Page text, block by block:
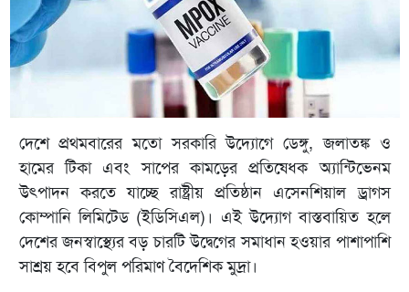
দেশে প্রথমবারের মতো সরকারি উদ্যোগে ডেঙ্গু, জলাতঙ্ক ও
হামের টিকা এবং সাপের কামড়ের প্রতিষেধক অ্যান্টিভেনম
উৎপাদন করতে যাচ্ছে রাষ্ট্রীয় প্রতিষ্ঠান এসেনশিয়াল ড্রাগস
কোম্পানি লিমিটেড (ইডিসিএল)। এই উদ্যোগ বাস্তবায়িত হলে
দেশের জনস্বাস্থ্যের বড় চারটি উদ্বেগের সমাধান হওয়ার পাশাপাশি
সাশ্রয় হবে বিপুল পরিমাণ বৈদেশিক মুদ্রা।